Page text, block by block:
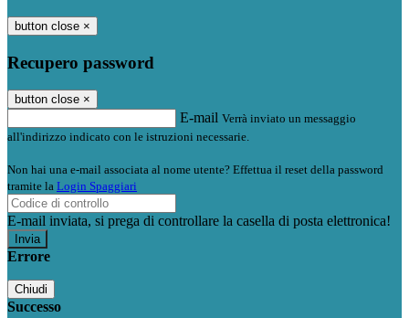
button close ×
Recupero password
button close ×
E-mail Verrà inviato un messaggio
all'indirizzo indicato con le istruzioni necessarie.
Non hai una e-mail associata al nome utente? Effettua il reset della password
tramite la Login Spaggiari
E-mail inviata, si prega di controllare la casella di posta elettronica!
Errore
Chiudi
Successo